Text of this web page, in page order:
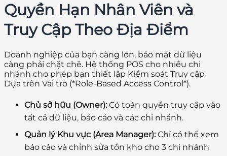
Quyền Hạn Nhân Viên và
Truy Cập Theo Địa Điểm
Doanh nghiệp của bạn càng lớn, bảo mật dữ liệu
càng phải chặt chẽ. Hệ thống POS cho nhiều chi
nhánh cho phép bạn thiết lập Kiểm soát Truy cập
Dựa trên Vai trò (*Role-Based Access Control*).
Chủ sở hữu (Owner):Có toàn quyền truy cập vào
tất cả dữ liệu, báo cáo và các chi nhánh.
Quản lý Khu vực (Area Manager):Chỉ có thể xem
báo cáo và chỉnh sửa tồn kho cho 3 chi nhánh